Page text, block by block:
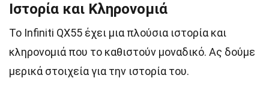
Ιστορία και Κληρονομιά
Το Infiniti QX55 έχει μια πλούσια ιστορία και
κληρονομιά που το καθιστούν μοναδικό. Ας δούμε
μερικά στοιχεία για την ιστορία του.